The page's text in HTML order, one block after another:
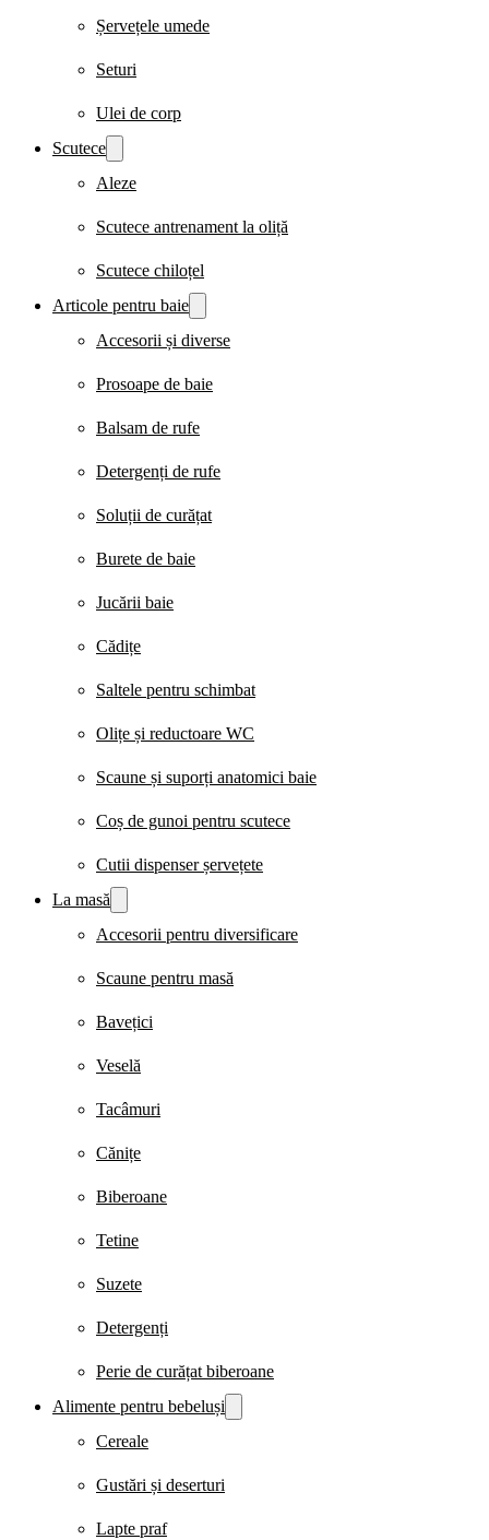
Șervețele umede
Seturi
Ulei de corp
Scutece
Aleze
Scutece antrenament la oliță
Scutece chiloțel
Articole pentru baie
Accesorii și diverse
Prosoape de baie
Balsam de rufe
Detergenți de rufe
Soluții de curățat
Burete de baie
Jucării baie
Cădițe
Saltele pentru schimbat
Olițe și reductoare WC
Scaune și suporți anatomici baie
Coș de gunoi pentru scutece
Cutii dispenser șervețete
La masă
Accesorii pentru diversificare
Scaune pentru masă
Bavețici
Veselă
Tacâmuri
Cănițe
Biberoane
Tetine
Suzete
Detergenți
Perie de curățat biberoane
Alimente pentru bebeluși
Cereale
Gustări și deserturi
Lapte praf